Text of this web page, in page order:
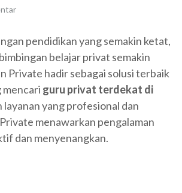
pendidikan yang semakin ketat,
belajar privat semakin
Private hadir sebagai solusi terbaik
mencari guru privat terdekat di
layanan yang profesional dan
menawarkan pengalaman
dan menyenangkan.